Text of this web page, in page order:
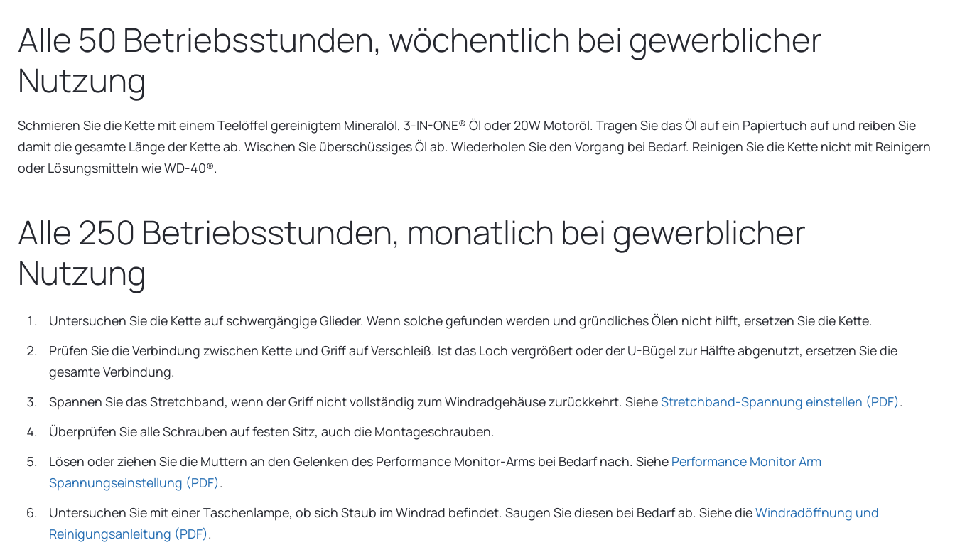
Alle 50 Betriebsstunden, wöchentlich bei gewerblicher
Nutzung
Schmieren Sie die Kette mit einem Teelöffel gereinigtem Mineralöl, 3-IN-ONE® Öl oder 20W Motoröl. Tragen Sie das Öl auf ein Papiertuch auf und reiben Sie
damit die gesamte Länge der Kette ab. Wischen Sie überschüssiges Öl ab. Wiederholen Sie den Vorgang bei Bedarf. Reinigen Sie die Kette nicht mit Reinigern
oder Lösungsmitteln wie WD-40®.
Alle 250 Betriebsstunden, monatlich bei gewerblicher
Nutzung
Untersuchen Sie die Kette auf schwergängige Glieder. Wenn solche gefunden werden und gründliches Ölen nicht hilft, ersetzen Sie die Kette.
Prüfen Sie die Verbindung zwischen Kette und Griff auf Verschleiß. Ist das Loch vergrößert oder der U-Bügel zur Hälfte abgenutzt, ersetzen Sie die
gesamte Verbindung.
Spannen Sie das Stretchband, wenn der Griff nicht vollständig zum Windradgehäuse zurückkehrt. SieheStretchband-Spannung einstellen (PDF).
Überprüfen Sie alle Schrauben auf festen Sitz, auch die Montageschrauben.
Lösen oder ziehen Sie die Muttern an den Gelenken des Performance Monitor-Arms bei Bedarf nach. Siehe Performance Monitor Arm
Spannungseinstellung (PDF).
Untersuchen Sie mit einer Taschenlampe, ob sich Staub im Windrad befindet. Saugen Sie diesen bei Bedarf ab. Siehe dieWindradöffnung und
Reinigungsanleitung (PDF).